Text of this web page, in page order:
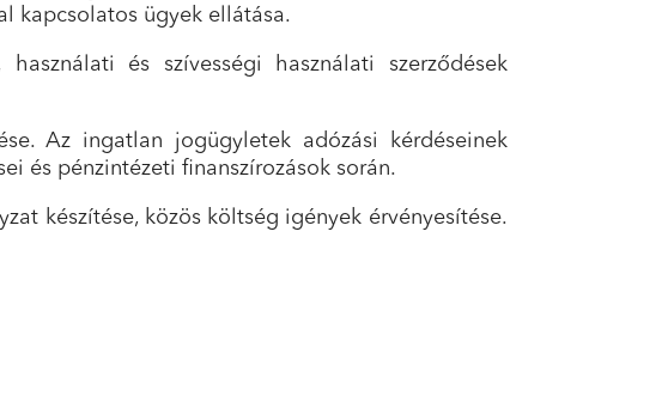
kapcsolatos ügyek ellátása.
és szívességi használati szerződések
Az ingatlan jogügyletek adózási kérdéseinek
és pénzintézeti finanszírozások során.
készítése, közös költség igények érvényesítése.